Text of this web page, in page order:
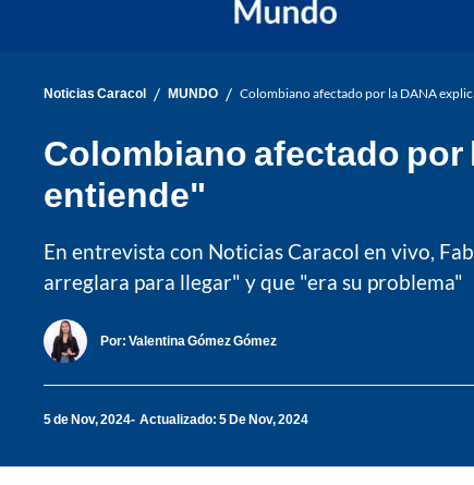
Noticias Caracol / MUNDO / Colombiano afectado por la DANA
Colombiano afectado por
entiende"
En entrevista con Noticias Caracol en vivo,
arreglara para llegar" y que "era su problema"
Por: Valentina Gómez Gómez
5 de Nov, 2024 Actualizado: 5 De Nov, 2024